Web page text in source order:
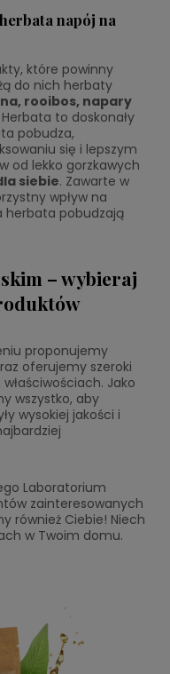
napój na
które powinny
do nich herbaty
rooibos, napary
Herbata to doskonały
pobudza,
się i lepszym
od lekko gorzkawych
siebie. Zawarte w
wpływ na
herbata pobudzają
– wybieraj
proponujemy
oferujemy szeroki
Jako
wszystko, aby
wysokiej jakości i
Laboratorium
zainteresowanych
również Ciebie! Niech
w Twoim domu.